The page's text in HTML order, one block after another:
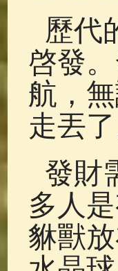
歷代
啓發
航，
走丟了
發財
多人
貅獸